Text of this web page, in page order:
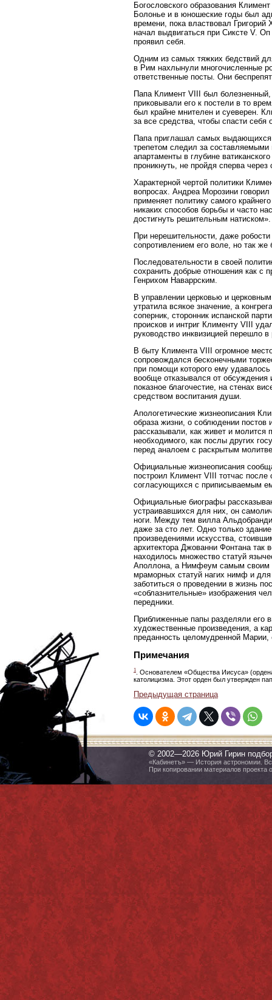
Богословского образования
Болонье и в юношеские годы был
времени, пока властвовал
начал выдвигаться при Сиксте V.
проявил себя.
Одним из самых тяжких бедствий
в Рим нахлынули многочисленные
ответственные посты. Они
Папа Климент VIII был
приковывали его к постели в то
был крайне мнителен и суеверен.
за все средства, чтобы спасти себя
Папа приглашал самых выдающихся
трепетом следил за составляемыми
апартаменты в глубине
проникнуть, не пройдя сперва
Характерной чертой политики
вопросах. Андреа Морозини
применяет политику самого
никаких способов борьбы и часто
достигнуть решительным натиском».
При нерешительности, даже
сопротивлением его воле, но так
Последовательности в своей
сохранить добрые отношения как с
Генрихом Наваррским.
В управлении церковью и
утратила всякое значение, а
соперник, сторонник испанской
происков и интриг Клименту VIII
руководство инквизицией перешло
В быту Климента VIII огромное
сопровождался бесконечными
при помощи которого ему
вообще отказывался от
показное благочестие, на стенах
средством воспитания души.
Апологетические жизнеописания
образа жизни, о соблюдении
рассказывали, как живет и молится
необходимого, как послы других
перед аналоем с раскрытым
Официальные жизнеописания
построил Климент VIII тотчас после
согласующихся с приписываемым
Официальные биографы
устраивавшихся для них, он
ноги. Между тем вилла
даже за сто лет. Одно только
произведениями искусства,
архитектора Джованни Фонтана так
находилось множество статуй
Аполлона, а Нимфеум самым своим
мраморных статуй нагих нимф и
заботиться о проведении в жизнь
«соблазнительные» изображения
передники.
Приближенные папы разделяли его
художественные произведения, а
преданность целомудренной
Примечания
1
. Основателем «Общества Иисуса»
католицизма. Этот орден был утвержден
Предыдущая страница
© 2002—2026 Юрий Гирин
«Кабинетъ» — История астрономии.
При копировании материалов проекта